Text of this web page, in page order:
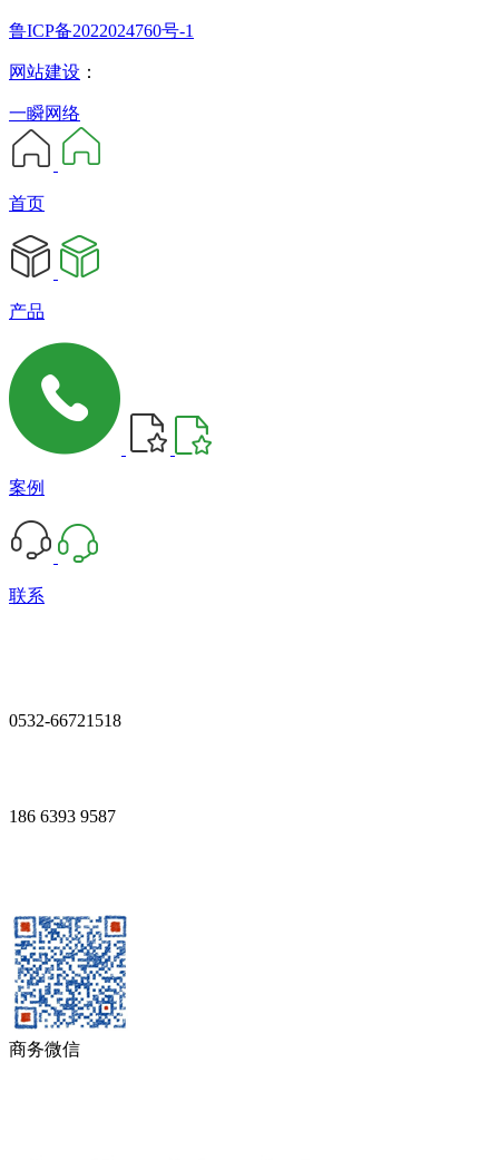
鲁ICP备2022024760号-1
网站建设 ：
一瞬网络
首页
产品
案例
联系
0532-66721518
186 6393 9587
商务微信